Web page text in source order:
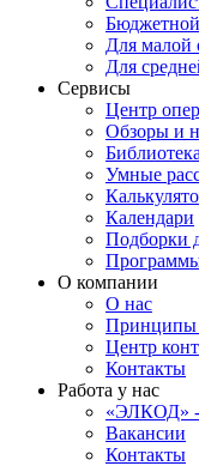
Для малой
Для
Сервисы
Центр
Обзоры и
Библиотека
Умные
Календари
Подборки
О компании
О нас
Принципы
Центр
Контакты
Работа у нас
«ЭЛКОД» -
Вакансии
Контакты